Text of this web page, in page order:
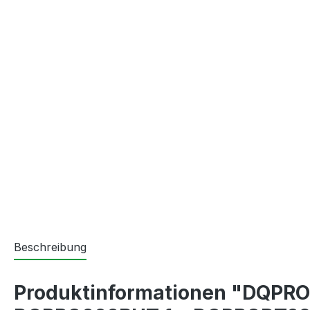
Beschreibung
Produktinformationen